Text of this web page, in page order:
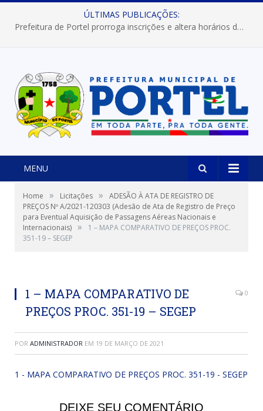
ÚLTIMAS PUBLICAÇÕES:
Prefeitura de Portel prorroga inscrições e altera horários dos concursos “Musa” e “Miss Mix Verão 2026”
MENU
Home » Licitações »
ADESÃO À ATA DE REGISTRO DE
PREÇOS Nº A/2021-120303 (Adesão de Ata de Registro de Preço
para Eventual Aquisição de Passagens Aéreas Nacionais e
Internacionais) »
1 – MAPA COMPARATIVO DE PREÇOS PROC.
351-19 – SEGEP
1 – MAPA COMPARATIVO DE
PREÇOS PROC. 351-19 – SEGEP
0
POR ADMINISTRADOR EM 19 DE MARÇO DE 2021
1 - MAPA COMPARATIVO DE PREÇOS PROC. 351-19 - SEGEP
DEIXE SEU COMENTÁRIO